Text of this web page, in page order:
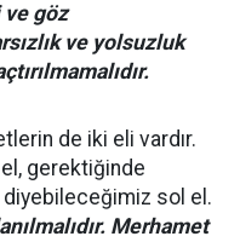
ve göz
ve yolsuzluk
de iki eli vardır.
gerektiğinde
diyebileceğimiz sol el.
Merhamet